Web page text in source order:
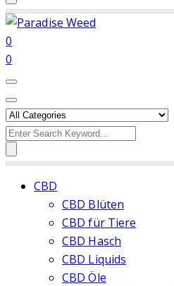
0
0
Search
CBD
CBD Blüten
CBD für Tiere
CBD Hasch
CBD Liquids
CBD Öle